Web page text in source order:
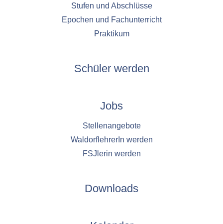
Stufen und Abschlüsse
Epochen und Fachunterricht
Praktikum
Schüler werden
Jobs
Stellenangebote
WaldorflehrerIn werden
FSJlerin werden
Downloads